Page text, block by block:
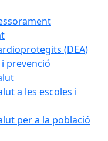
(DEA)
prevenció
a les escoles i
per a la població